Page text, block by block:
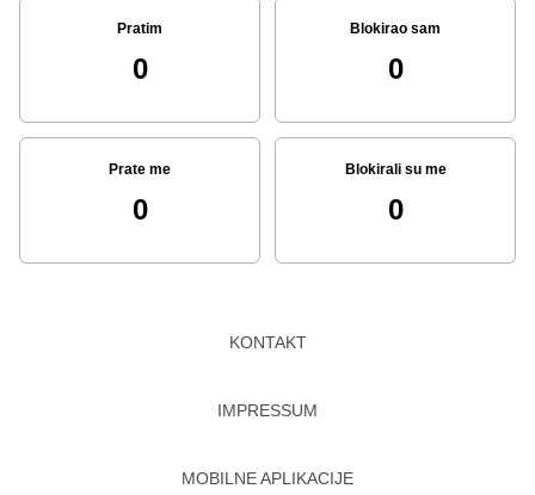
Pratim
0
Blokirao sam
0
Prate me
0
Blokirali su me
0
KONTAKT
IMPRESSUM
MOBILNE APLIKACIJE